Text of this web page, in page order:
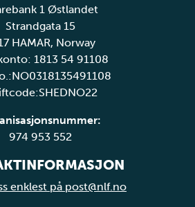
1 Østlandet
Strandgata 15
HAMAR, Norway
1813 54 91108
974 953 552
enklest på post@nlf.no